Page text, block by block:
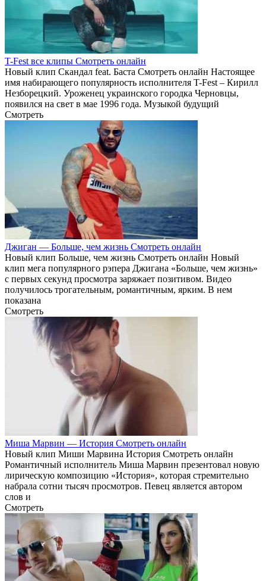
T-Fest все клипы Смотреть онлайн
Новый клип Скандал feat. Баста Смотреть онлайн Настоящее
имя набирающего популярность исполнителя T-Fest – Кирилл
Незборецкий. Уроженец украинского городка Черновцы,
появился на свет в мае 1996 года. Музыкой будущий
Смотреть
Джиган — Больше, чем жизнь Смотреть онлайн
Новый клип Больше, чем жизнь Смотреть онлайн Новый
клип мега популярного рэпера Джигана «Больше, чем жизнь»
с первых секунд просмотра заряжает позитивом. Видео
получилось трогательным, романтичным, ярким. В нем
показана
Смотреть
Миша Марвин — История Смотреть онлайн
Новый клип Миши Марвина История Смотреть онлайн
Романтичный исполнитель Миша Марвин презентовал новую
лирическую композицию «История», которая стремительно
набрала сотни тысяч просмотров. Певец является автором
слов и
Смотреть